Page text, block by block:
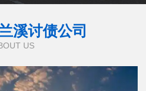
溪讨债公司
US